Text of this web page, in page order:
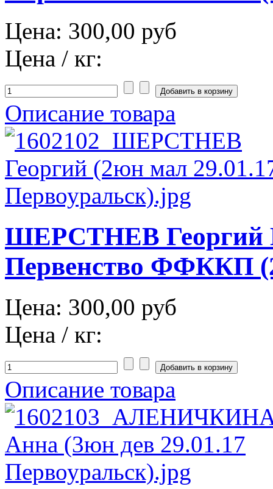
Цена: 300,00 руб
Цена / кг:
Описание товара
ШЕРСТНЕВ Георгий
Первенство ФФККП
Цена: 300,00 руб
Цена / кг:
Описание товара